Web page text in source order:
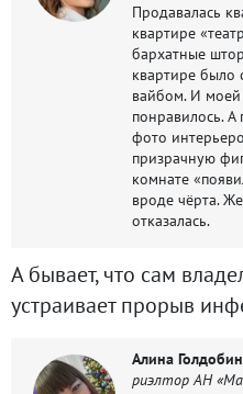
Продавалась
квартире
бархатные
квартире было
вайбом. И моей
понравилось. А
фото
призрачную
комнате
вроде чёрта.
отказалась.
А бывает, что сам
устраивает прорыв
Алина
риэлтор АН